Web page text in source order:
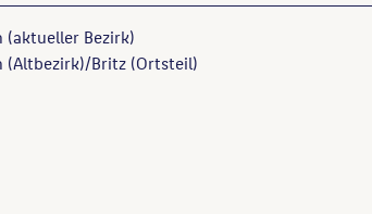
(aktueller Bezirk)
(Altbezirk)/Britz (Ortsteil)